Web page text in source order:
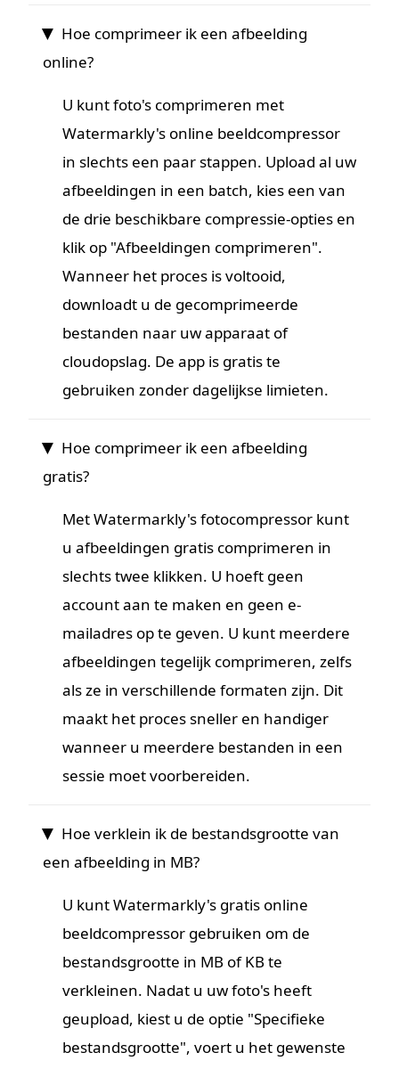
Hoe comprimeer ik een afbeelding
online?
U kunt foto's comprimeren met
Watermarkly's online beeldcompressor
in slechts een paar stappen. Upload al uw
afbeeldingen in een batch, kies een van
de drie beschikbare compressie-opties en
klik op "Afbeeldingen comprimeren".
Wanneer het proces is voltooid,
downloadt u de gecomprimeerde
bestanden naar uw apparaat of
cloudopslag. De app is gratis te
gebruiken zonder dagelijkse limieten.
Hoe comprimeer ik een afbeelding
gratis?
Met Watermarkly's fotocompressor kunt
u afbeeldingen gratis comprimeren in
slechts twee klikken. U hoeft geen
account aan te maken en geen e-
mailadres op te geven. U kunt meerdere
afbeeldingen tegelijk comprimeren, zelfs
als ze in verschillende formaten zijn. Dit
maakt het proces sneller en handiger
wanneer u meerdere bestanden in een
sessie moet voorbereiden.
Hoe verklein ik de bestandsgrootte van
een afbeelding in MB?
U kunt Watermarkly's gratis online
beeldcompressor gebruiken om de
bestandsgrootte in MB of KB te
verkleinen. Nadat u uw foto's heeft
geupload, kiest u de optie "Specifieke
bestandsgrootte", voert u het gewenste